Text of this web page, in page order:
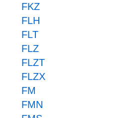
FKZ
FLH
FLT
FLZ
FLZT
FLZX
FM
FMN